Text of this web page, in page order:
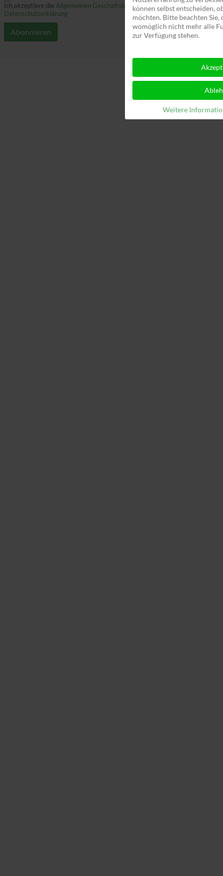
Ich akzeptiere die Allgemeinen Geschäftsbedingungenund die
Datenschutzerklärung
können selbst entscheiden,
möchten. Bitte beachten Sie,
womöglich nicht mehr alle
zur Verfügung stehen.
Weitere